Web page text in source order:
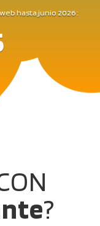
hasta junio 2026 :
?